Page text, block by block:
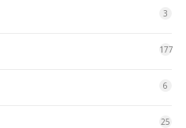
3
177
6
25